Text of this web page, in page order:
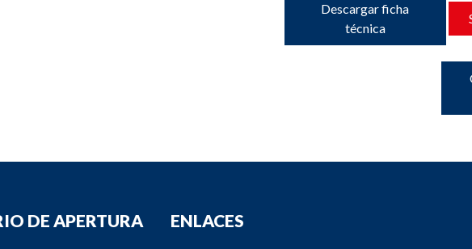
Descargar ficha
técnica
DE APERTURA ENLACES